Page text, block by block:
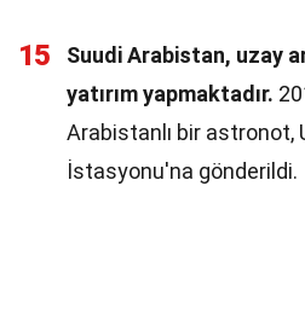
15
Suudi Arabistan, uzay
yatırım yapmaktadır.
Arabistanlı bir astronot,
İstasyonu'na gönderildi.